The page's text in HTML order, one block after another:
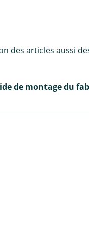
des articles aussi
de montage du